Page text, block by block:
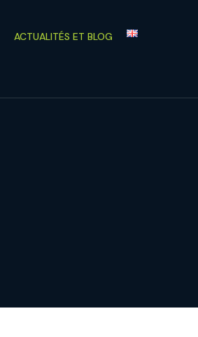
ACTUALITÉS ET BLOG